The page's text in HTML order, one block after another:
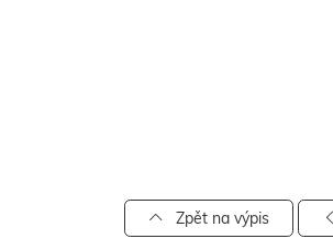
Pro vyhledávání zadejte
Zpět na výpis